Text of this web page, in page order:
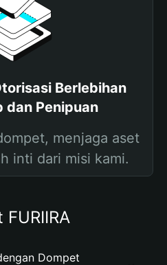
Berlebihan
dan Penipuan
menjaga aset
inti dari misi kami.
Dompet